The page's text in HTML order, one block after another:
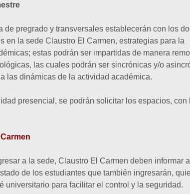
de pregrado y transversales establecerán con los
en la sede Claustro El Carmen, estrategias para la
estas podrán ser impartidas de manera
las cuales podrán ser sincrónicas y/o
las dinámicas de la actividad académica.
presencial, se podrán solicitar los espacios, con
a la sede, Claustro El Carmen deben informar
de los estudiantes que también ingresarán,
universitario para facilitar el control y la seguridad.